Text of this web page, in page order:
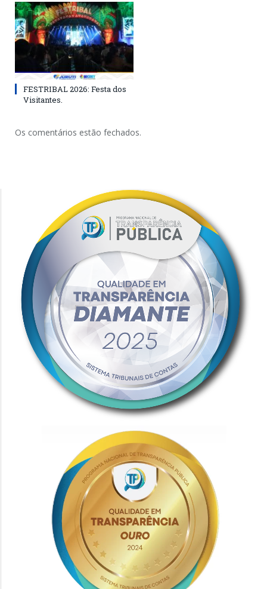
FESTRIBAL 2026: Festa dos
Visitantes.
Os comentários estão fechados.